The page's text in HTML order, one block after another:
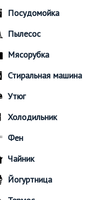
Посудомойка
Пылесос
Мясорубка
Стиральная машина
Утюг
Холодильник
Фен
Чайник
Йогуртница